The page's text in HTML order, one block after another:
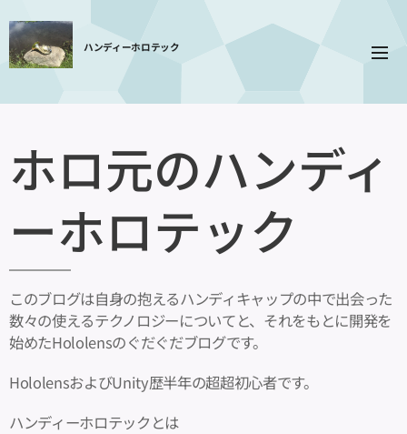
ハンディーホロテック
ホロ元のハンディ
ーホロテック
このブログは自身の抱えるハンディキャップの中で出会った
数々の使えるテクノロジーについてと、それをもとに開発を
始めたHololensのぐだぐだブログです。
HololensおよびUnity歴半年の超超初心者です。
ハンディーホロテックとは